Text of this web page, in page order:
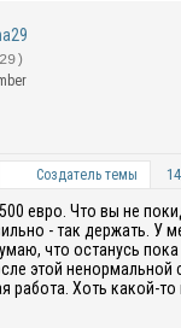
Создатель темы
евро. Что вы не
- так держать. У
что останусь
этой ненормальной
работа. Хоть какой-то